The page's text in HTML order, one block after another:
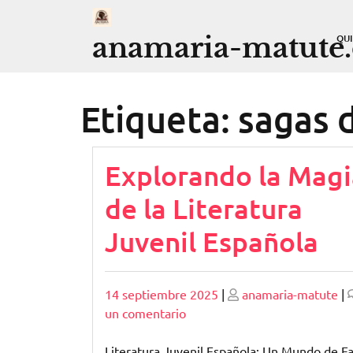
anamaria-
Etiqueta: sagas
Explorando la
de la Literatura
Juvenil Española
Publicado
14 septiembre 2025 | Publicado
anamaria-matute |
un comentarioen
la